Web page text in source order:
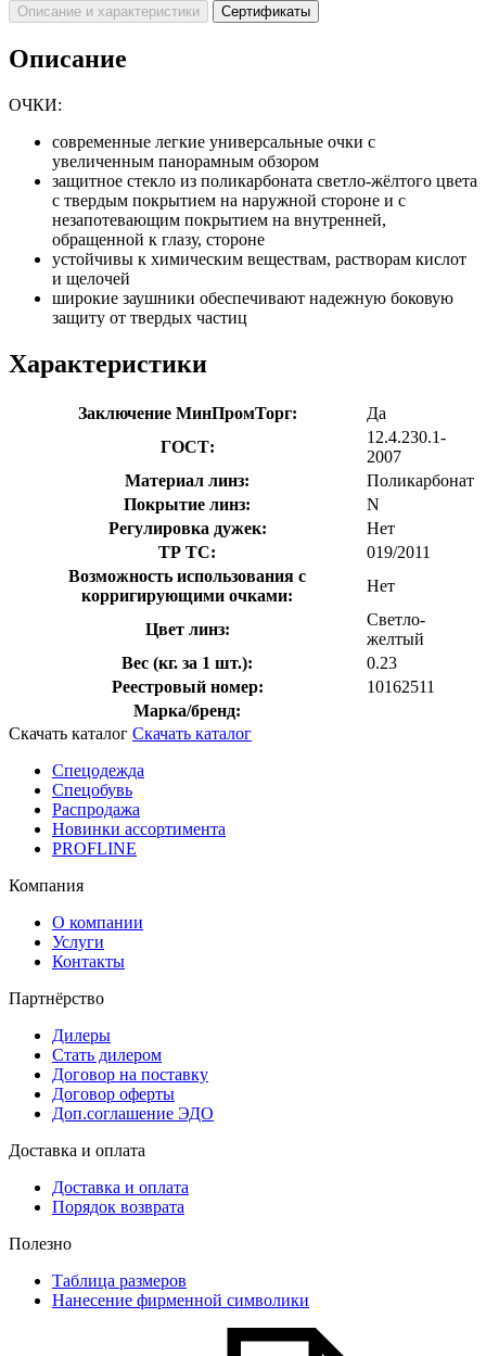
Описание и характеристики Сертификаты
Описание
ОЧКИ:
современные легкие универсальные очки с
увеличенным панорамным обзором
защитное стекло из поликарбоната светло-жёлтого цвета
с твердым покрытием на наружной стороне и с
незапотевающим покрытием на внутренней,
обращенной к глазу, стороне
устойчивы к химическим веществам, растворам кислот
и щелочей
широкие заушники обеспечивают надежную боковую
защиту от твердых частиц
Характеристики
Заключение МинПромТорг:
Да
ГОСТ:
12.4.230.1-
2007
Материал линз:
Поликарбонат
Покрытие линз:
N
Регулировка дужек:
Нет
ТР ТС:
019/2011
Возможность использования с
корригирующими очками:
Нет
Цвет линз:
Светло-
желтый
Вес (кг. за 1 шт.):
0.23
Реестровый номер:
10162511
Марка/бренд:
Скачать каталог Скачать каталог
Спецодежда
Спецобувь
Распродажа
Новинки ассортимента
PROFLINE
Компания
О компании
Услуги
Контакты
Партнёрство
Дилеры
Стать дилером
Договор на поставку
Договор оферты
Доп.соглашение ЭДО
Доставка и оплата
Доставка и оплата
Порядок возврата
Полезно
Таблица размеров
Нанесение фирменной символики